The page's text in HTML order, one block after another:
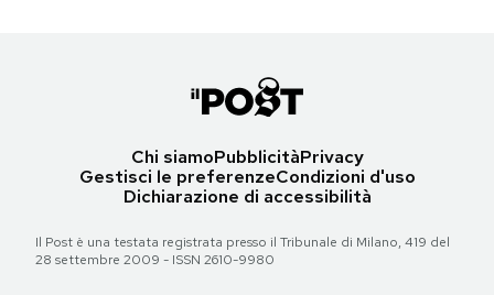
Chi siamoPubblicitàPrivacy
Gestisci le preferenzeCondizioni d'uso
Dichiarazione di accessibilità
Il Post è una testata registrata presso il Tribunale di Milano, 419 del
28 settembre 2009 - ISSN 2610-9980